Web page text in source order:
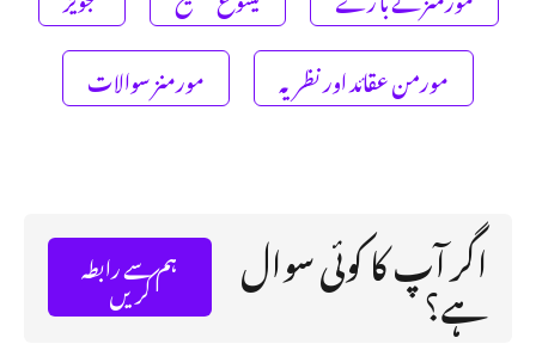
مورمن عقائد اور نظریہ
مورمنز سوالات
اگر آپ کا کوئی سوال
ہے؟ ہم سے رابطہ
کریں